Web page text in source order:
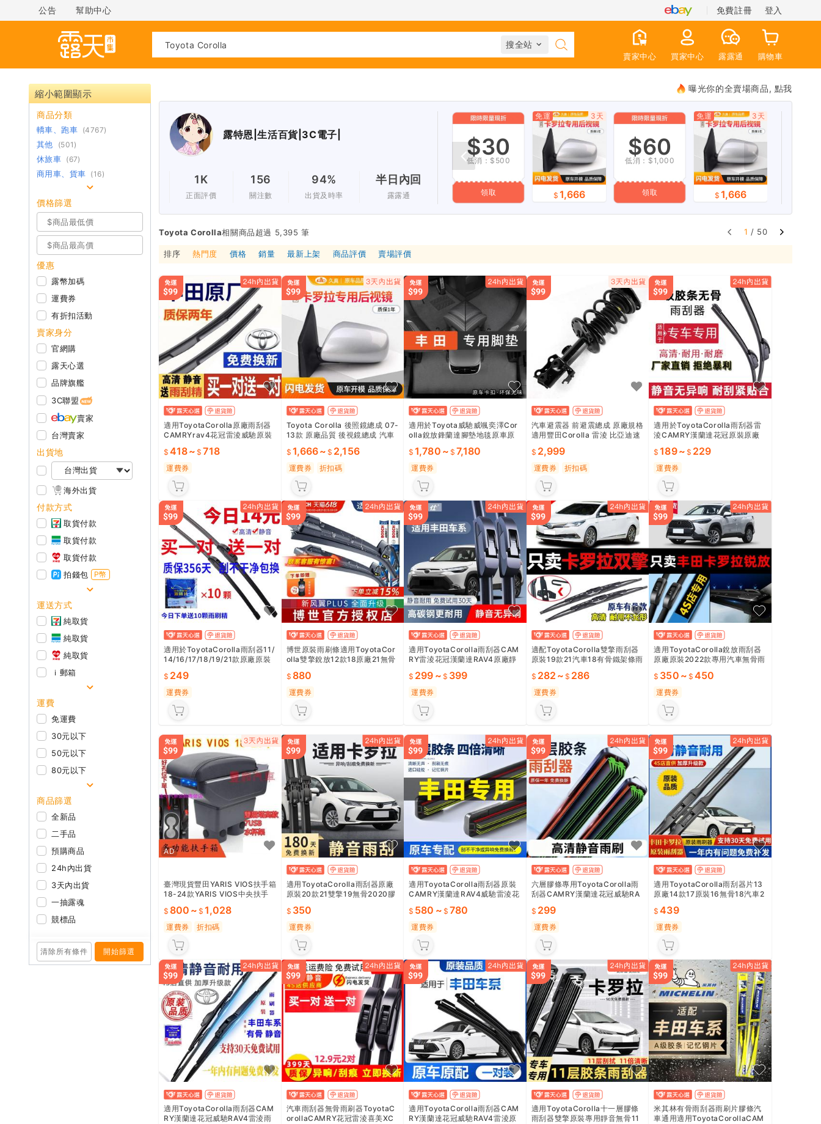
公告 幫助中心 免費註冊 登入
賣家中心 買家中心 露露通 購物車
縮小範圍顯示
商品分類
轎車、跑車 (4767)
其他 (501)
休旅車 (67)
商用車、貨車 (16)
價格篩選
優惠
露幣加碼
運費券
有折扣活動
賣家身分
官網購
露天心選
品牌旗艦
3C聯盟
賣家
台灣賣家
出貨地
海外出貨
付款方式
取貨付款
取貨付款
取貨付款
拍錢包
P幣
運送方式
純取貨
純取貨
純取貨
ｉ郵箱
運費
免運費
30元以下
50元以下
80元以下
商品篩選
全新品
二手品
預購商品
24h內出貨
3天內出貨
一抽露魂
競標品
清除所有條件 開始篩選
曝光你的全賣場商品, 點我
露特恩|生活百貨|3C電子|
1K
正面評價
156
關注數
94%
出貨及時率
半日內回
露露通
$30
低消：$500
領取
免運 3天
1,666
$60
低消：$1,000
領取
免運 3天
1,666
Toyota Corolla相關商品超過 5,395 筆 1 / 50
排序 熱門度 價格 銷量 最新上架 商品評價 賣場評價
適用ToyotaCorolla原廠雨刮器
CAMRYrav4花冠雷淩威馳原裝
418~ 718
運費券
Toyota Corolla 後照鏡總成 07-
13款 原廠品質 後視鏡總成 汽車
1,666~ 2,156
運費券 折扣碼
適用於Toyota威馳威颯奕澤Cor
olla銳放鋒蘭達腳墊地毯原車原
1,780 ~ 7,180
運費券
汽車避震器 前避震總成 原廠規格
適用豐田Corolla 雷淩 比亞迪速
穩定2,999
運費券 折扣碼
適用於ToyotaCorolla雨刮器雷
淩CAMRY漢蘭達花冠原裝原廠
189~ 229
運費券
適用於ToyotaCorolla雨刮器11/
14/16/17/18/19/21款原廠原裝
249
運費券
博世原裝雨刷條適用ToyotaCor
olla雙擎銳放12款18原廠21無骨
880
運費券
適用ToyotaCorolla雨刮器CAM
RY雷淩花冠漢蘭達RAV4原廠靜
299 ~ 399
運費券
適配ToyotaCorolla雙擎雨刮器
原裝19款21汽車18有骨鐵架條雨
282 ~ 286
運費券
適用ToyotaCorolla銳放雨刮器
原廠原裝2022款專用汽車無骨雨
350 ~ 450
運費券
AD
臺灣現貨豐田YARIS VIOS扶手箱
18-24款YARIS VIOS中央扶手
車杯架 扶
800 ~ 1,028
運費券 折扣碼
適用ToyotaCorolla雨刮器原廠
原裝20款21雙擎19無骨2020膠
350
運費券
適用ToyotaCorolla雨刮器原裝
CAMRY漢蘭達RAV4威馳雷淩花
580 ~ 780
運費券
六層膠條專用ToyotaCorolla雨
刮器CAMRY漢蘭達花冠威馳RA
299
運費券
適用ToyotaCorolla雨刮器片13
原廠14款17原裝16無骨18汽車2
439
運費券
適用ToyotaCorolla雨刮器CAM
RY漢蘭達花冠威馳RAV4雷淩雨
汽車雨刮器無骨雨刷器ToyotaC
orollaCAMRY花冠雷淩喜美XC
適用ToyotaCorolla雨刮器CAM
RY漢蘭達花冠威馳RAV4雷淩原
適用ToyotaCorolla十一層膠條
雨刮器雙擎原裝專用靜音無骨11
米其林有骨雨刮器雨刷片膠條汽
車通用適用ToyotaCorollaCAM